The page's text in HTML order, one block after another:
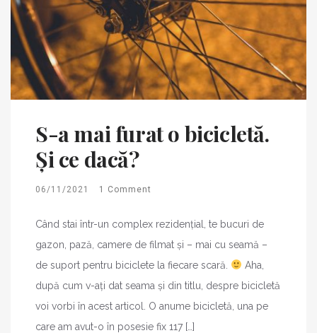
S-a mai furat o bicicletă.
Și ce dacă?
06/11/2021 1 Comment
Când stai într-un complex rezidențial, te bucuri de
gazon, pază, camere de filmat și – mai cu seamă –
de suport pentru biciclete la fiecare scară.
Aha,
după cum v-ați dat seama și din titlu, despre bicicletă
voi vorbi în acest articol. O anume bicicletă, una pe
care am avut-o în posesie fix 117 […]